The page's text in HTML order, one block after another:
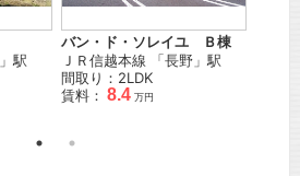
」駅
バン・ド・ソレイユ Ｂ棟
ＪＲ信越本線 「長野 」駅
間取り：2LDK
賃料： 8.4 万円